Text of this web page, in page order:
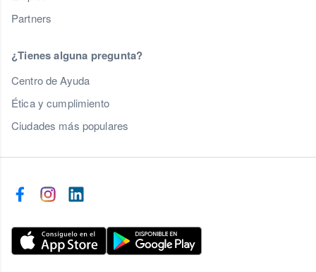
Partners
¿Tienes alguna pregunta?
Centro de Ayuda
Ética y cumplimiento
Ciudades más populares